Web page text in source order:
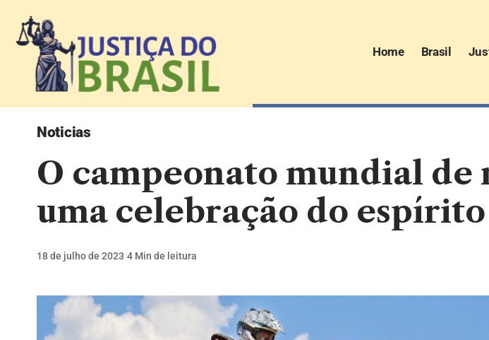
Home Brasil
Noticias
O campeonato mundial de
uma celebração do
18 de julho de 2023 4 Min de leitura